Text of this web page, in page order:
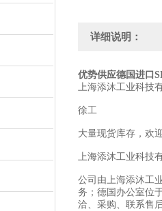
详细说明：
优势供应德国进 口
上海添沐工业科技
徐工
大量现货库存，欢
上海添沐工业科技
公司由上海添沐工
务；德国办公室位
洽、采购、联系售